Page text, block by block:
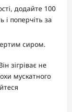
додайте 100
і поперчіть за
сиром.
зігріває не
мускатного